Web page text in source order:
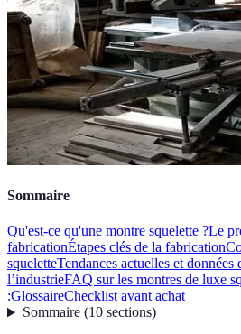
Sommaire
Qu'est-ce qu'une montre squelette ?Le
fabricationÉtapes clés de la fabrication
squeletteTendances actuelles et données
l’industrieFAQ sur les montres de luxe
:GlossaireChecklist avant achat
Sommaire(10 sections)